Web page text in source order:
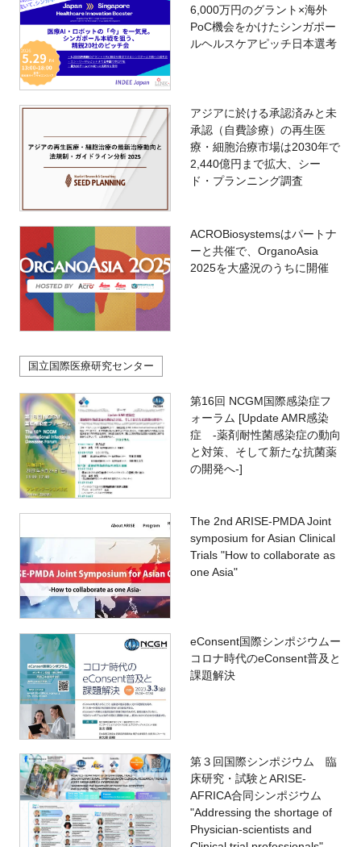
6,000万円のグラント×海外
PoC機会をかけたシンガポー
ルヘルスケアピッチ日本選考
アジアに於ける承認済みと未
承認（自費診療）の再生医
療・細胞治療市場は2030年で
2,440億円まで拡大、シー
ド・プランニング調査
ACROBiosystemsはパートナ
ーと共催で、OrganoAsia
2025を大盛況のうちに開催
国立国際医療研究センター
第16回 NCGM国際感染症フ
ォーラム [Update AMR感染
症 -薬剤耐性菌感染症の動向
と対策、そして新たな抗菌薬
の開発へ-]
The 2nd ARISE-PMDA Joint
symposium for Asian Clinical
Trials "How to collaborate as
one Asia"
eConsent国際シンポジウムー
コロナ時代のeConsent普及と
課題解決
第３回国際シンポジウム 臨
床研究・試験とARISE-
AFRICA合同シンポジウム
"Addressing the shortage of
Physician-scientists and